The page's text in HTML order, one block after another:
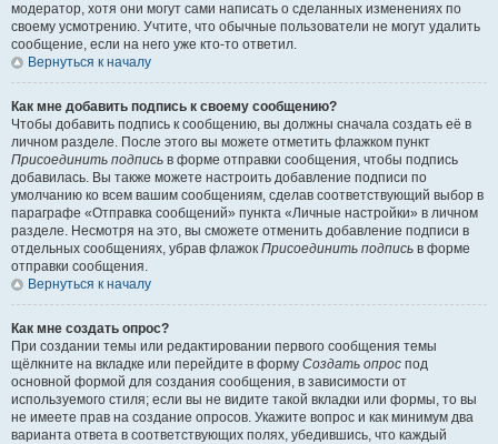
модератор, хотя они могут сами написать о сделанных изменениях по
своему усмотрению. Учтите, что обычные пользователи не могут удалить
сообщение, если на него уже кто-то ответил.
Вернуться к началу
Как мне добавить подпись к своему сообщению?
Чтобы добавить подпись к сообщению, вы должны сначала создать её в
личном разделе. После этого вы можете отметить флажком пункт
Присоединить подпись в форме отправки сообщения, чтобы подпись
добавилась. Вы также можете настроить добавление подписи по
умолчанию ко всем вашим сообщениям, сделав соответствующий выбор в
параграфе «Отправка сообщений» пункта «Личные настройки» в личном
разделе. Несмотря на это, вы сможете отменить добавление подписи в
отдельных сообщениях, убрав флажок Присоединить подпись в форме
отправки сообщения.
Вернуться к началу
Как мне создать опрос?
При создании темы или редактировании первого сообщения темы
щёлкните на вкладке или перейдите в форму Создать опрос под
основной формой для создания сообщения, в зависимости от
используемого стиля; если вы не видите такой вкладки или формы, то вы
не имеете прав на создание опросов. Укажите вопрос и как минимум два
варианта ответа в соответствующих полях, убедившись, что каждый